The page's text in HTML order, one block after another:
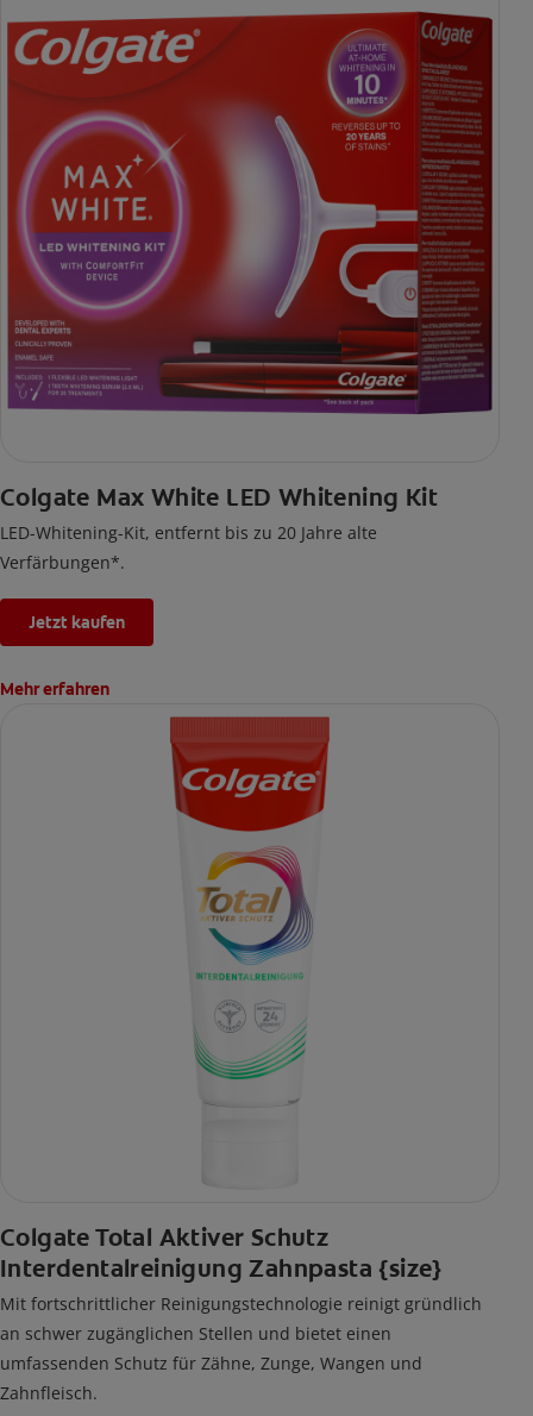
Colgate Max White LED Whitening Kit
LED-Whitening-Kit, entfernt bis zu 20 Jahre alte
Verfärbungen*.
Jetzt kaufen
Mehr erfahren
Colgate Total Aktiver Schutz
Interdentalreinigung Zahnpasta {size}
Mit fortschrittlicher Reinigungstechnologie reinigt gründlich
an schwer zugänglichen Stellen und bietet einen
umfassenden Schutz für Zähne, Zunge, Wangen und
Zahnfleisch.